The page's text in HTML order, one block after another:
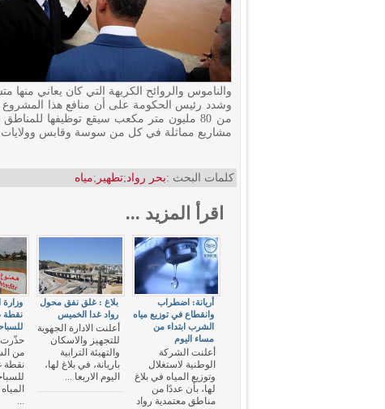
والناموس والروائح الكريهة التي كان يعاني منها
وشدد رئيس الحكومة على أن منافع هذا المشروع
من 80 مليون متر مكعب سيقع توظيفها
مشاريع مماثلة في كل من سوسة وقابس وولايات
كلمات البحث :بحر رواد;تطهير ;مياه
اقرأ المزيد ...
نقطة
حذّرت
نقطة
...
بلاغ : غلق نفق محول
رواد غدا الخميس
أعلنت الادارة الجهوية
للتجهيز والاسكان
والتهيئة الترابية
باريانة، في بلاغ لها،
اليوم الاربعا ...
أريانة: اضطراب
وانقطاع في توزيع مياه
الشرب ابتداء من
مساء اليوم
أعلنت الشركة
الوطنية لاستغلال
وتوزيع المياه في بلاغ
لها، بأن عددًا من
مناطق معتمدية رواد